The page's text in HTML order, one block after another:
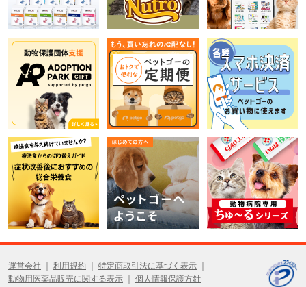
運営会社 利用規約
特定商取引法に基づく表示
動物用医薬品販売に関する表示
個人情報保護方針